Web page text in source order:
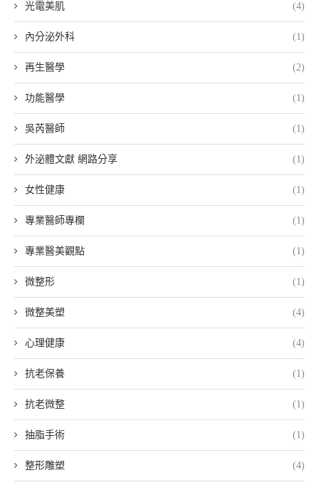
光電美肌 (4)
內分泌外科 (1)
再生醫學 (2)
功能醫學 (1)
吳芮醫師 (1)
外泌體文獻 網路分享 (1)
女性健康 (1)
專業醫師專欄 (1)
專業醫美觀點 (1)
微整形 (1)
微整美塑 (4)
心理健康 (4)
抗老保養 (1)
抗老微整 (1)
抽脂手術 (1)
整形雕塑 (4)